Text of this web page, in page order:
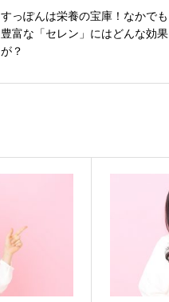
すっぽんは栄養の宝庫！なかでも
豊富な「セレン」にはどんな効果
が？